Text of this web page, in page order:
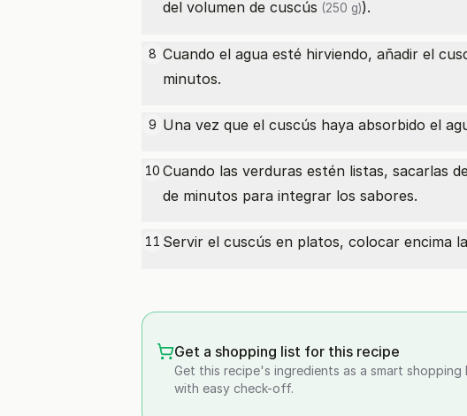
del volumen de cuscús (250 g)).
8 Cuando el agua esté hirviendo, añadir el
minutos.
9 Una vez que el cuscús haya absorbido el
10 Cuando las verduras estén listas, sacarlas
de minutos para integrar los sabores.
11 Servir el cuscús en platos, colocar encima
Get a shopping list for this recipe
Get this recipe's ingredients as a smart
with easy check-off.